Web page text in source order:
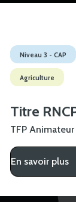
TFP
Titre
Niveau 3 - CAP
Agriculture
En savoir plus